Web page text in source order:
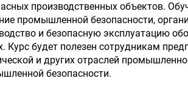
производственных объектов.
промышленной безопасности,
и безопасную эксплуатацию
Курс будет полезен сотрудникам
и других отраслей
безопасности.